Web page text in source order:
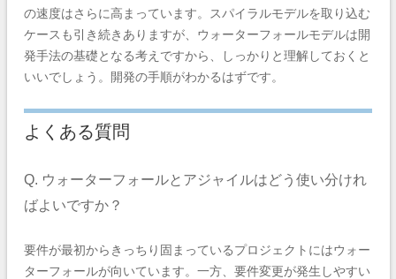
の速度はさらに高まっています。スパイラルモデルを取り込む
ケースも引き続きありますが、ウォーターフォールモデルは開
発手法の基礎となる考えですから、しっかりと理解しておくと
いいでしょう。開発の手順がわかるはずです。
よくある質問
Q. ウォーターフォールとアジャイルはどう使い分けれ
ばよいですか？
要件が最初からきっちり固まっているプロジェクトにはウォー
ターフォールが向いています。一方、要件変更が発生しやすい